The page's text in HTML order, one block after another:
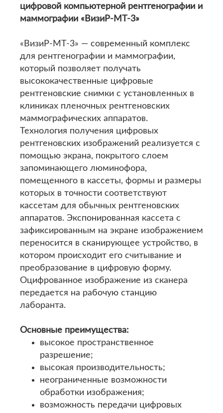
цифровой компьютерной рентгенографии и
маммографии «ВизиР-МТ-3»
«ВизиР-МТ-3» — современный комплекс
для рентгенографии и маммографии,
который позволяет получать
высококачественные цифровые
рентгеновские снимки с установленных в
клиниках пленочных рентгеновских
маммографических аппаратов.
Технология получения цифровых
рентгеновских изображений реализуется с
помощью экрана, покрытого слоем
запоминающего люминофора,
помещенного в кассеты, формы и размеры
которых в точности соответствуют
кассетам для обычных рентгеновских
аппаратов. Экспонированная кассета с
зафиксированным на экране изображением
переносится в сканирующее устройство, в
котором происходит его считывание и
преобразование в цифровую форму.
Оцифрованное изображение из сканера
передается на рабочую станцию
лаборанта.
Основные преимущества:
высокое пространственное
разрешение;
высокая производительность;
неограниченные возможности
обработки изображения;
возможность передачи цифровых